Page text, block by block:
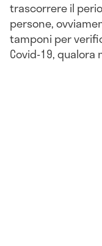
trascorrere il
persone,
tamponi per
Covid-19,